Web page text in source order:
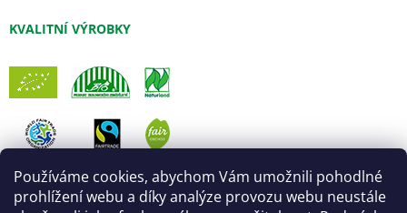
Používáme cookies, abychom Vám umožnili pohodlné
prohlížení webu a díky analýze provozu webu neustále
KVALITNÍ VÝROBKY